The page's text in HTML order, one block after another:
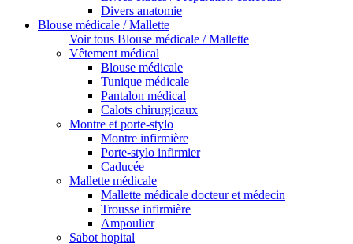
Divers anatomie
Blouse médicale / Mallette
Voir tous Blouse médicale / Mallette
Vêtement médical
Blouse médicale
Tunique médicale
Pantalon médical
Calots chirurgicaux
Montre et porte-stylo
Montre infirmière
Porte-stylo infirmier
Caducée
Mallette médicale
Mallette médicale docteur et médecin
Trousse infirmière
Ampoulier
Sabot hopital